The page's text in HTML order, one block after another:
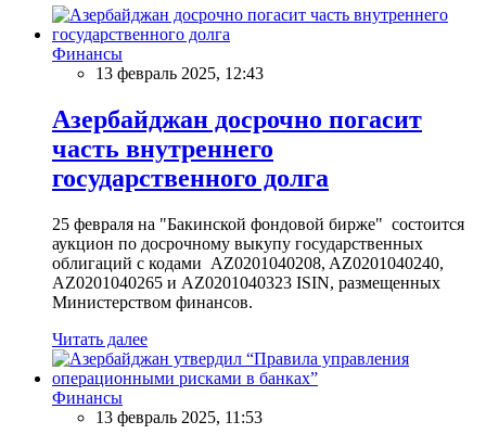
Финансы
13 февраль 2025, 12:43
Азербайджан досрочно погасит
часть внутреннего
государственного долга
25 февраля на "Бакинской фондовой бирже" состоится
аукцион по досрочному выкупу государственных
облигаций с кодами AZ0201040208, AZ0201040240,
AZ0201040265 и AZ0201040323 ISIN, размещенных
Министерством финансов.
Читать далее
Финансы
13 февраль 2025, 11:53